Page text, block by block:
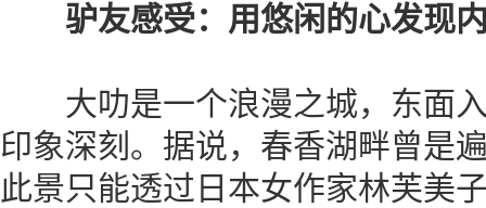
驴友感受：用悠闲的心发现
大叻是一个浪漫之城，东面入
印象深刻。据说，春香湖畔曾是
此景只能透过日本女作家林芙美